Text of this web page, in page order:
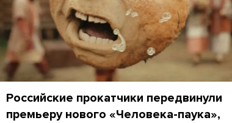
Российские прокатчики передвинули
премьеру нового «Человека-паука»,